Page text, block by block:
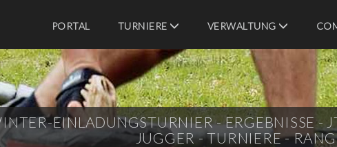
PORTAL
TURNIERE VERWALTUNG
EINLADUNGSTURNIER - ERGEBNISSE -
JUGGER - TURNIERE -